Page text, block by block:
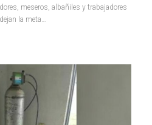
meseros, albañiles y trabajadores
la meta…